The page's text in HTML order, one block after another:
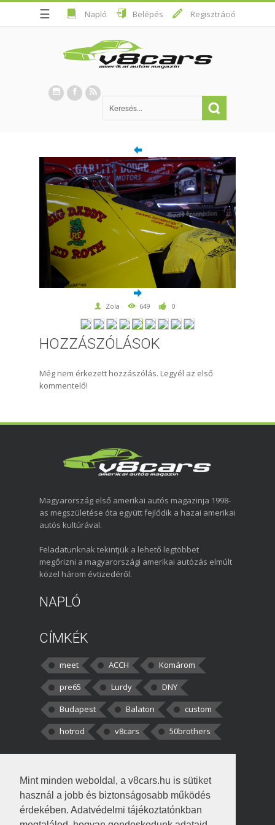
Mint minden weboldal, a v8cars.hu is sütiket
használ a jobb és biztonságosabb működés
érdekében. Adatvédelmi tájékoztatónkban
☰ Napló Belépés Regisztráció
Zola 649 0
HOZZÁSZÓLÁSOK
Még nem érkezett hozzászólás. Legyél az első
kommentelő!
Magyarország első amerikai autós magazinja 1998-
as megszületése óta együtt fejlődik a hazai amerikai
autós kultúrával.
Feladatunknak tekintjük a lehető legtöbbet
megőrizni a magyarországi amerikai autózás elmúlt
közel három évtizedéről.
NAPLÓ
CÍMKÉK
meet ACCH
Komárom
pre65
Lurdy
DNY
Budapest
Balaton
custom
hotrod
v8cars 50brothers
kortisz:Elszúrtam! Én csak két
darabbaal számoltam. Nem tudtam, hogy fél autót,